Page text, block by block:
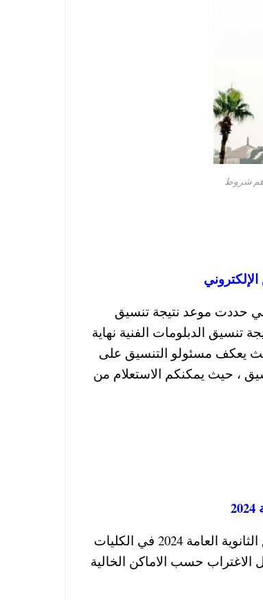
العامة واهم شروط
حددت موعد نتيجة تنسيق
تنسيق الدبلومات الفنية نهاية
يعكف مسئولو التنسيق على
، حيث يمكنكم الاستعلام من
ومن المتوقع أن يبدأ التقديم في تقليل الاغتراب لطلاب المرحلة الثالثة من تنسيق الثانوية العامة 2024 في الكليات
الاسبوع القادم وذلك بنسبة 10 % بغرض تقليل الاغتراب حسب الاماكن الخالية